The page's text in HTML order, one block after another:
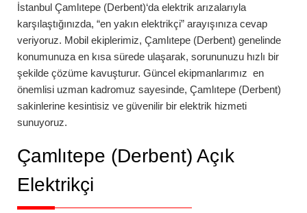
İstanbul Çamlıtepe (Derbent)‘da elektrik arızalarıyla
karşılaştığınızda, “en yakın elektrikçi” arayışınıza cevap
veriyoruz. Mobil ekiplerimiz, Çamlıtepe (Derbent) genelinde
konumunuza en kısa sürede ulaşarak, sorununuzu hızlı bir
şekilde çözüme kavuşturur. Güncel ekipmanlarımız en
önemlisi uzman kadromuz sayesinde, Çamlıtepe (Derbent)
sakinlerine kesintisiz ve güvenilir bir elektrik hizmeti
sunuyoruz.
Çamlıtepe (Derbent) Açık
Elektrikçi